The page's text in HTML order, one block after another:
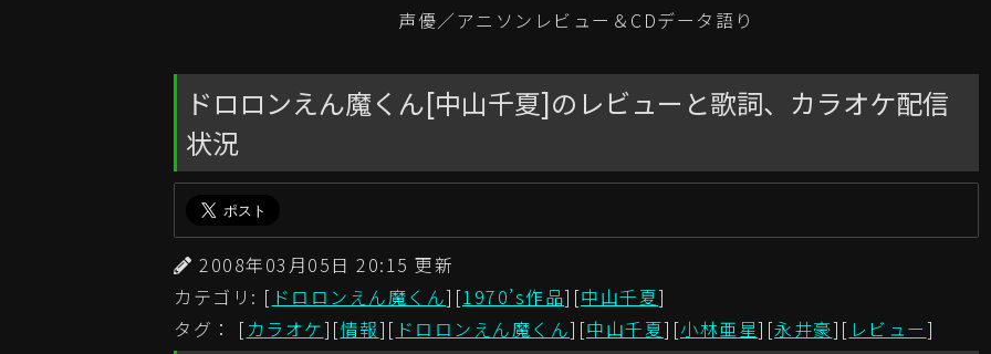
声優／アニソンレビュー＆CDデータ語り
ドロロンえん魔くん[中山千夏]のレビューと歌詞、カラオケ配信
状況
2008年03月05日 20:15 更新
カテゴリ: [ ドロロンえん魔くん][1970’s作品][中山千夏]
タグ： [カラオケ][情報][ ドロロンえん魔くん][中山千夏][小林亜星][永井豪][ レビュー]